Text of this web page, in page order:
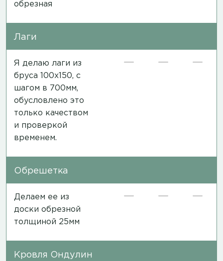
обрезная
Лаги
Я делаю лаги из
бруса 100х150, с
шагом в 700мм,
обусловлено это
только качеством
и проверкой
временем.
Обрешетка
Делаем ее из
доски обрезной
толщиной 25мм
Кровля Ондулин